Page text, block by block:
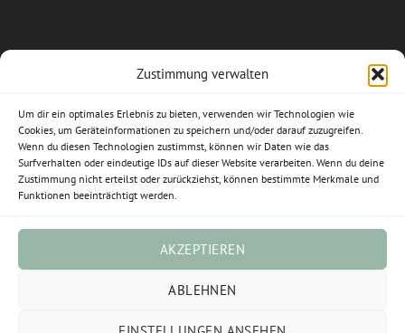
Zustimmung verwalten
Um dir ein optimales Erlebnis zu bieten, verwenden wir Technologien wie
Cookies, um Geräteinformationen zu speichern und/oder darauf zuzugreifen.
Wenn du diesen Technologien zustimmst, können wir Daten wie das
Surfverhalten oder eindeutige IDs auf dieser Website verarbeiten. Wenn du deine
Zustimmung nicht erteilst oder zurückziehst, können bestimmte Merkmale und
Funktionen beeinträchtigt werden.
AKZEPTIEREN
ABLEHNEN
Allgemeine Geschäftsbedingungen
Impressum
Datenschutzerklärung
Cookie-Richtlinie (EU)